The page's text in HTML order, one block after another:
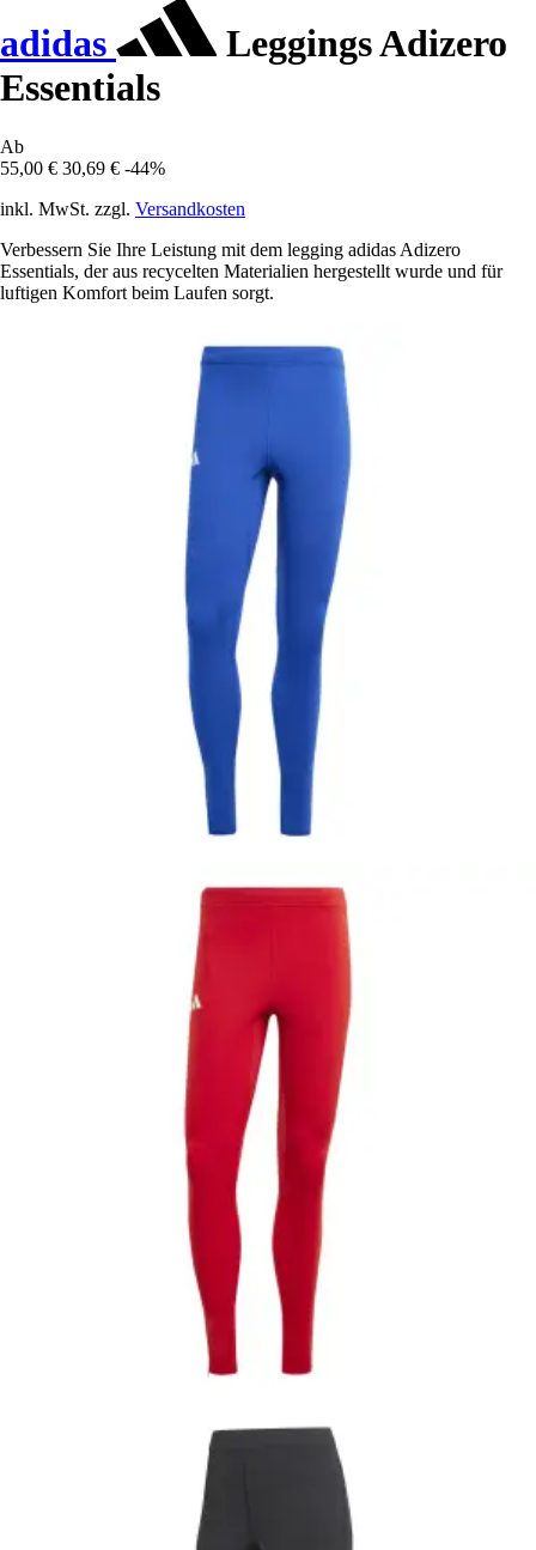
adidas
Leggings Adizero
Essentials
Ab
55,00 € 30,69 € -44%
inkl. MwSt. zzgl. Versandkosten
Verbessern Sie Ihre Leistung mit dem legging adidas Adizero
Essentials, der aus recycelten Materialien hergestellt wurde und für
luftigen Komfort beim Laufen sorgt.